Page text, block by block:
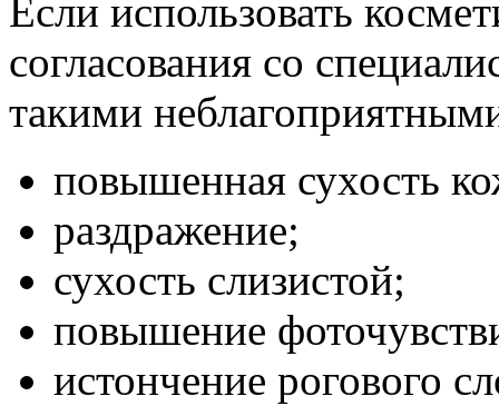
Если использовать
согласования со
такими
повышенная сухость
раздражение;
сухость слизистой;
повышение
истончение рогового